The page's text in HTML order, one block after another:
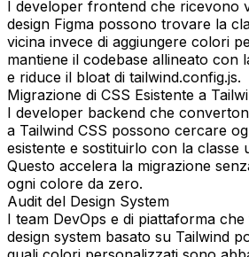
I developer frontend che ricevono
design Figma possono trovare la
vicina invece di aggiungere colori
mantiene il codebase allineato con
e riduce il bloat di tailwind.config.js.
Migrazione di CSS Esistente a
I developer backend che
a Tailwind CSS possono cercare
esistente e sostituirlo con la classe
Questo accelera la migrazione
ogni colore da zero.
Audit del Design System
I team DevOps e di piattaforma
design system basato su Tailwind